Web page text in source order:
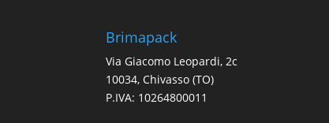
Brimapack
Via Giacomo Leopardi, 2c
10034, Chivasso (TO)
P.IVA: 10264800011